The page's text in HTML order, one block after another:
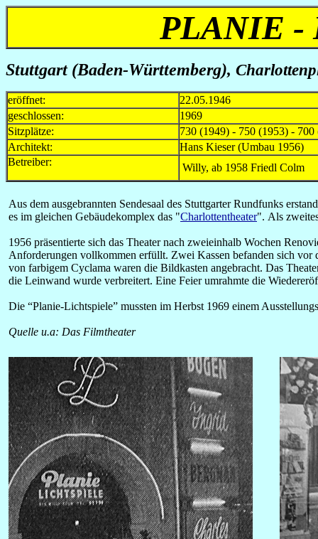
PLANIE -
Stuttgart (Baden-Württemberg),
eröffnet:
22.05.1946
geschlossen:
1969
Sitzplätze:
730 (1949) - 750 (1953) - 700
Architekt:
Hans Kieser (Umbau 1956)
Betreiber:
Willy, ab 1958 Friedl Colm
Aus dem ausgebrannten Sendesaal des Stuttgarter Rundfunks
es im gleichen Gebäudekomplex das "Charlottentheater". Als
1956 präsentierte sich das Theater nach zweieinhalb Wochen
Anforderungen vollkommen erfüllt. Zwei Kassen befanden sich
von farbigem Cyclama waren die Bildkasten angebracht. Das
die Leinwand wurde verbreitert. Eine Feier umrahmte die
Die “Planie-Lichtspiele” mussten im Herbst 1969 einem
Quelle u.a: Das Filmtheater